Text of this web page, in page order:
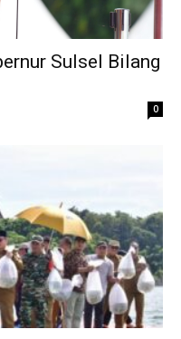
Sulsel Bilang
0